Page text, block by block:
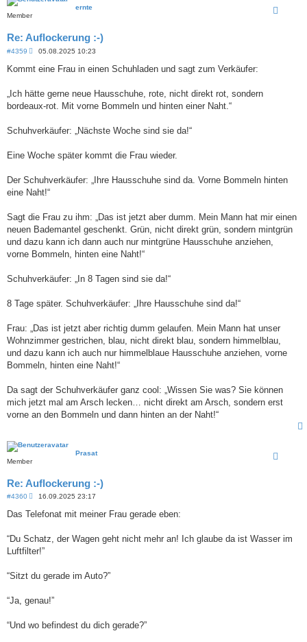
ernte
Member
Re: Auflockerung :-)
#4359
B
i
a
05.08.2025 10:23
Kommt eine Frau in einen Schuhladen und sagt zum Verkäufer:
„Ich hätte gerne neue Hausschuhe, rote, nicht direkt rot, sondern
bordeaux-rot. Mit vorne Bommeln und hinten einer Naht.“
Schuhverkäufer: „Nächste Woche sind sie da!“
Eine Woche später kommt die Frau wieder.
Der Schuhverkäufer: „Ihre Hausschuhe sind da. Vorne Bommeln hinten
eine Naht!“
Sagt die Frau zu ihm: „Das ist jetzt aber dumm. Mein Mann hat mir einen
neuen Bademantel geschenkt. Grün, nicht direkt grün, sondern mintgrün
und dazu kann ich dann auch nur mintgrüne Hausschuhe anziehen,
vorne Bommeln, hinten eine Naht!“
Schuhverkäufer: „In 8 Tagen sind sie da!“
8 Tage später. Schuhverkäufer: „Ihre Hausschuhe sind da!“
Frau: „Das ist jetzt aber richtig dumm gelaufen. Mein Mann hat unser
Wohnzimmer gestrichen, blau, nicht direkt blau, sondern himmelblau,
und dazu kann ich auch nur himmelblaue Hausschuhe anziehen, vorne
Bommeln, hinten eine Naht!“
Da sagt der Schuhverkäufer ganz cool: „Wissen Sie was? Sie können
mich jetzt mal am Arsch lecken… nicht direkt am Arsch, sondern erst
vorne an den Bommeln und dann hinten an der Naht!“
Prasat
Member
Re: Auflockerung :-)
#4360
B
i
a
16.09.2025 23:17
Das Telefonat mit meiner Frau gerade eben:
“Du Schatz, der Wagen geht nicht mehr an! Ich glaube da ist Wasser im
Luftfilter!”
“Sitzt du gerade im Auto?”
“Ja, genau!”
“Und wo befindest du dich gerade?”